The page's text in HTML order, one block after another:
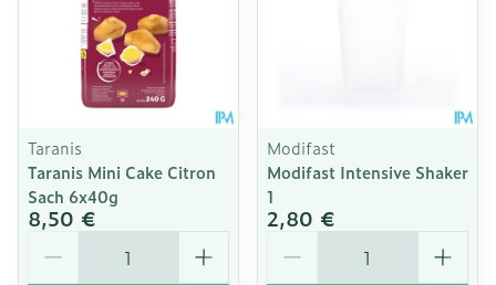
Taranis
Taranis Mini Cake Citron
Sach 6x40g
8,50 €
Modifast
Modifast Intensive Shaker
1
2,80 €